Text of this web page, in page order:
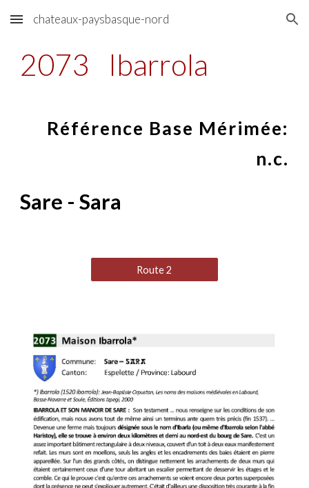
Skip to main content Skip to navigation
chateaux-paysbasque-nord
2073 Ibarrola
Référence Base Mérimée:
n.c.
Sare - Sara
Route 2